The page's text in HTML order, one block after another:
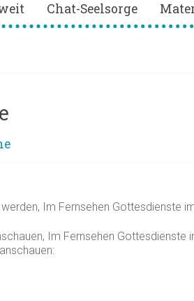
Chat-Seelsorge
Im Fernsehen Gottesdienste
Im Fernsehen Gottesdienste
anschauen: